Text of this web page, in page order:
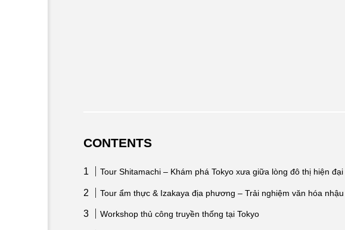
CONTENTS
Tour Shitamachi – Khám phá Tokyo xưa giữa lòng đô thị hiện đại
Tour ẩm thực & Izakaya địa phương – Trải nghiệm văn hóa
Workshop thủ công truyền thống tại Tokyo